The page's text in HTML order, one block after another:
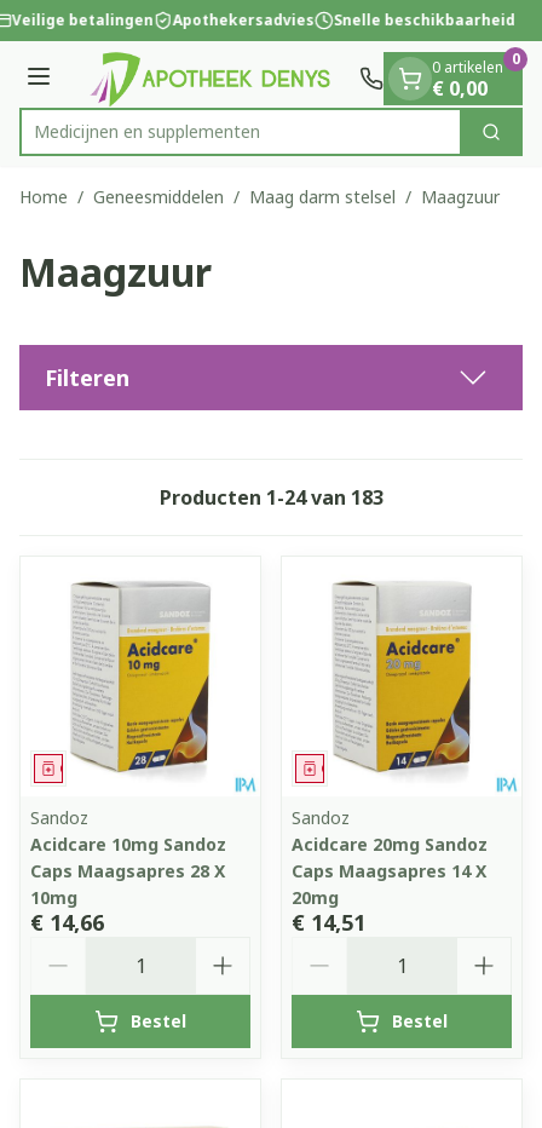
Ga naar de inhoud
1 van 1
Veilige betalingen Apothekersadvies Snelle beschikbaarheid
Menu
Product, merk, categorie...
Medic Zoek
0 artikelen
€ 0,00
0
Home / Geneesmiddelen / Maag darm stelsel / Maagzuur
Maagzuur
Filteren
Producten 1-24van 183
Geneesmiddel
Sandoz
Acidcare 10mg Sandoz
Caps Maagsapres 28 X
10mg
€ 14,66
Bestel
Geneesmiddel
Sandoz
Acidcare 20mg Sandoz
Caps Maagsapres 14 X
20mg
€ 14,51
Bestel